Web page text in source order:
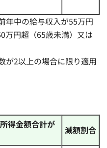
年中の給与収入が55万円
万円超（65歳未満）又は
が2以上の場合に限り適用
得金額合計が
減額割合